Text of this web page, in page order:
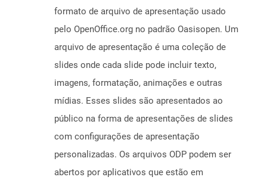
formato de arquivo de apresentação usado
pelo OpenOffice.org no padrão Oasisopen. Um
arquivo de apresentação é uma coleção de
slides onde cada slide pode incluir texto,
imagens, formatação, animações e outras
mídias. Esses slides são apresentados ao
público na forma de apresentações de slides
com configurações de apresentação
personalizadas. Os arquivos ODP podem ser
abertos por aplicativos que estão em